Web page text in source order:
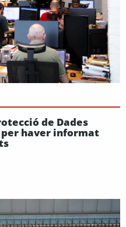
de Dades
haver informat